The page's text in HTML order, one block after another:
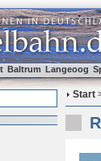
Baltrum Langeoog
Start